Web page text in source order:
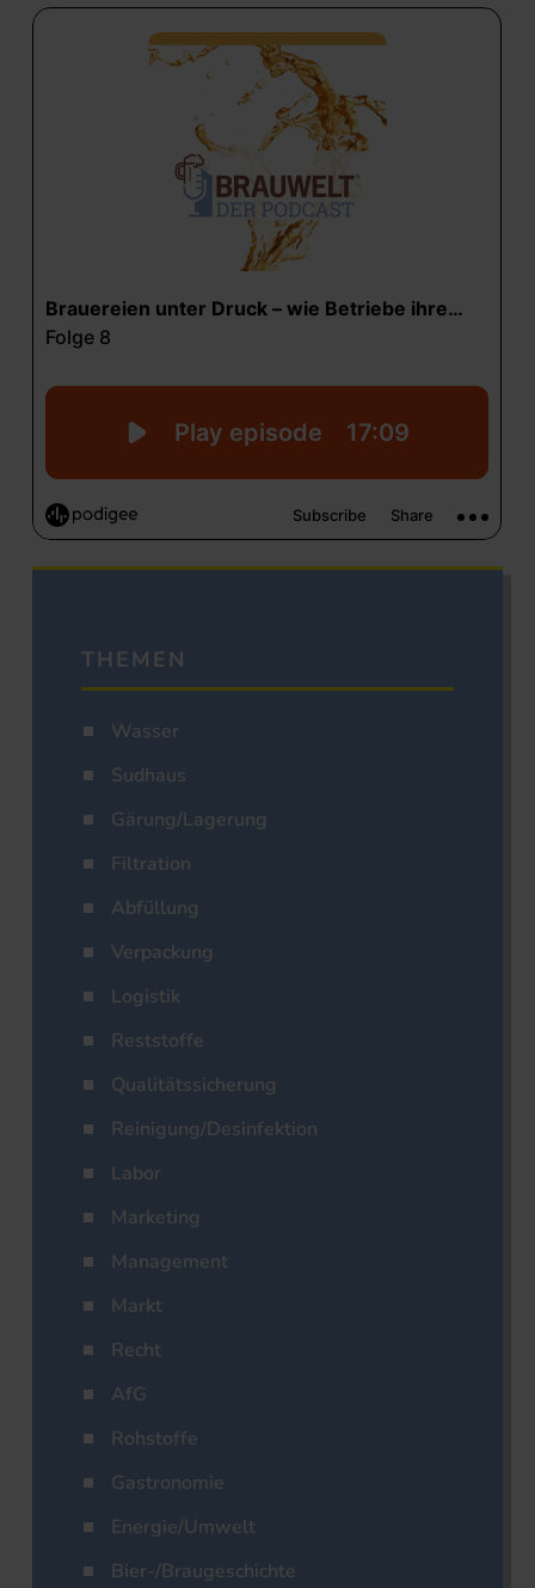
THEMEN
Wasser
Sudhaus
Gärung/Lagerung
Filtration
Abfüllung
Verpackung
Logistik
Reststoffe
Qualitätssicherung
Reinigung/Desinfektion
Labor
Marketing
Management
Markt
Recht
AfG
Rohstoffe
Gastronomie
Energie/Umwelt
Bier-/Braugeschichte